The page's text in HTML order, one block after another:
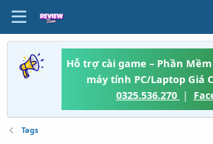
Hỗ trợ cài game – Phần
máy tính PC/Laptop Giá
0325.536.270 |
Tags